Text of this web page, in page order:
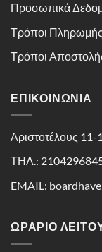
Προσωπικά
Τρόποι Πληρωμής
Τρόποι
ΕΠΙΚΟΙΝΩΝΊΑ
Αριστοτέλους 11-
ΤΗΛ.:
EMAIL:
ΩΡΑΡΙΟ